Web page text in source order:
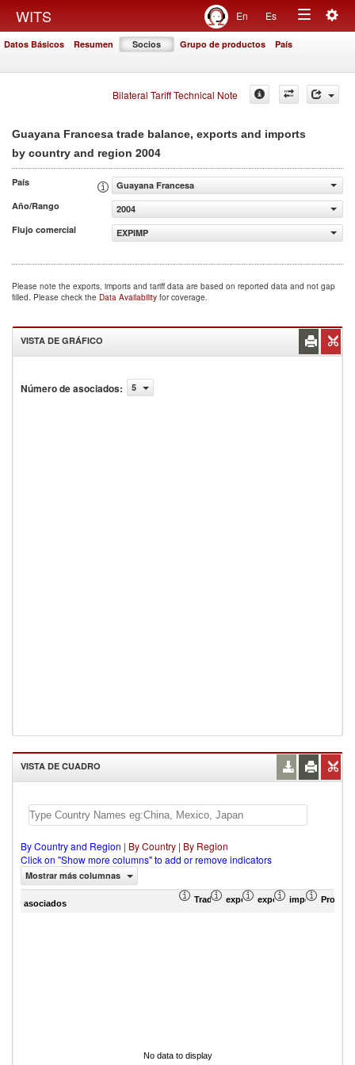
WITS En Es
Toggle
Datos Básicos Resumen Socios Grupo de productos País
Bilateral Tariff Technical Note
Guayana Francesa trade balance, exports and imports
by country and region 2004
País
Guayana Francesa
Año/Rango
2004
Flujo comercial
EXPIMP
Please note the exports, imports and tariff data are based on reported data and not gap
filled. Please check the Data Availability for coverage.
VISTA DE GRÁFICO
Número de asociados: 5
VISTA DE CUADRO
By Country and Region | By Country | By Region
Click on "Show more columns" to add or remove indicators
Mostrar más columnas
asociados Trade Balance (en miles de US$)
exportación Valor del
exportaciónimportación
No data to display